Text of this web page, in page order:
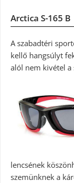
Arctica S-165 B
A szabadtéri
kellő hangsúlyt
alól nem kivétel a
lencsének
szemünknek a